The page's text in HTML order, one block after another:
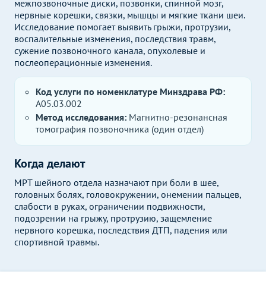
межпозвоночные диски, позвонки, спинной мозг,
нервные корешки, связки, мышцы и мягкие ткани шеи.
Исследование помогает выявить грыжи, протрузии,
воспалительные изменения, последствия травм,
сужение позвоночного канала, опухолевые и
послеоперационные изменения.
Код услуги по номенклатуре Минздрава РФ:
A05.03.002
Метод исследования: Магнитно-резонансная
томография позвоночника (один отдел)
Когда делают
МРТ шейного отдела назначают при боли в шее,
головных болях, головокружении, онемении пальцев,
слабости в руках, ограничении подвижности,
подозрении на грыжу, протрузию, защемление
нервного корешка, последствия ДТП, падения или
спортивной травмы.